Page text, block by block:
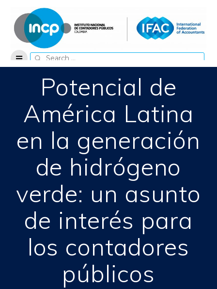
content
Search
for:
Potencial de
América Latina
en la generación
de hidrógeno
verde: un asunto
de interés para
los contadores
públicos